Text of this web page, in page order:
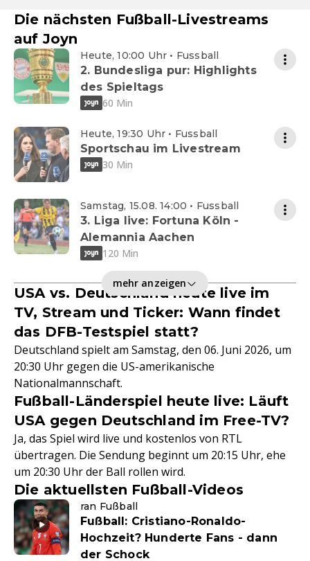
Die nächsten Fußball-Livestreams
auf Joyn
Heute, 10:00 Uhr • Fussball
2. Bundesliga pur: Highlights
des Spieltags
60 Min
Heute, 19:30 Uhr • Fussball
Sportschau im Livestream
30 Min
Samstag, 15.08. 14:00 • Fussball
3. Liga live: Fortuna Köln -
Alemannia Aachen
120 Min
mehr anzeigen
USA vs. Deutschland heute live im
TV, Stream und Ticker: Wann findet
das DFB-Testspiel statt?
Deutschland spielt am Samstag, den 06. Juni 2026, um
20:30 Uhr gegen die US-amerikanische
Nationalmannschaft.
Fußball-Länderspiel heute live: Läuft
USA gegen Deutschland im Free-TV?
Ja, das Spiel wird live und kostenlos von RTL
übertragen. Die Sendung beginnt um 20:15 Uhr, ehe
um 20:30 Uhr der Ball rollen wird.
Die aktuellsten Fußball-Videos
ran Fußball
Fußball: Cristiano-Ronaldo-
Hochzeit? Hunderte Fans - dann
der Schock